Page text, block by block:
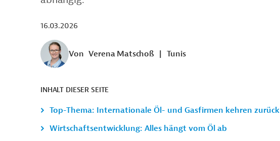
16.03.2026
Von Verena Matschoß Tunis
INHALT DIESER SEITE
Top-Thema: Internationale Öl- und Gasfirmen kehren zurück
Wirtschaftsentwicklung: Alles hängt vom Öl ab